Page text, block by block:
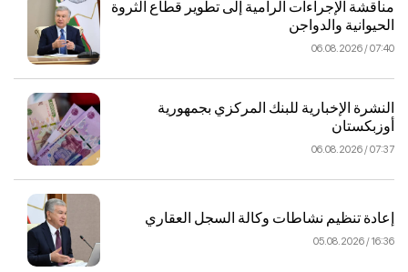
مناقشة الإجراءات الرامية إلى تطوير قطاع الثروة
الحيوانية والدواجن
07:40 / 06.08.2026
النشرة الإخبارية للبنك المركزي بجمهورية
أوزبكستان
07:37 / 06.08.2026
إعادة تنظيم نشاطات وكالة السجل العقاري
16:36 / 05.08.2026